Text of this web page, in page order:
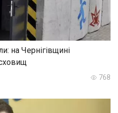
на Чернігівщині
768